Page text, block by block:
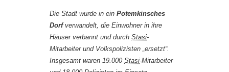
Die Stadt wurde in ein Potemkinsches
Dorfverwandelt, die Einwohner in ihre
Häuser verbannt und durch Stasi-
Mitarbeiter und Volkspolizisten „ersetzt“.
Insgesamt waren 19.000 Stasi-Mitarbeiter